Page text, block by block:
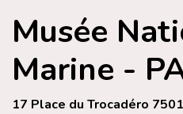
Musée
Marine -
17 Place du Trocadéro